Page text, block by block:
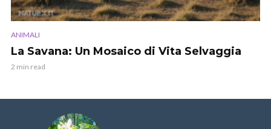
ANIMALI
La Savana: Un Mosaico di Vita Selvaggia
2 min read